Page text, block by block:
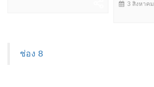
3 สิงหาค
ช่อง 8